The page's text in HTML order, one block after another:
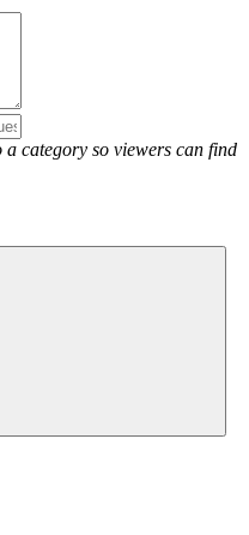
a category so viewers can find